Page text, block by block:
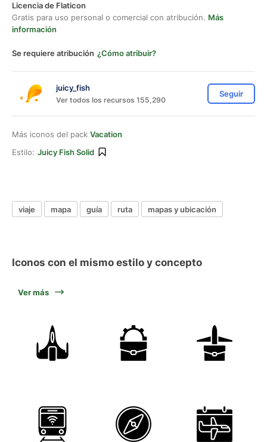
Licencia de Flaticon
Gratis para uso personal o comercial con atribución. Más
información
Se requiere atribución ¿Cómo atribuir?
juicy_fish
Ver todos los recursos 155,290
Seguir
Más iconos del pack Vacation
Estilo: Juicy Fish Solid
viaje mapa guía ruta mapas y ubicación
Iconos con el mismo estilo y concepto
Ver más